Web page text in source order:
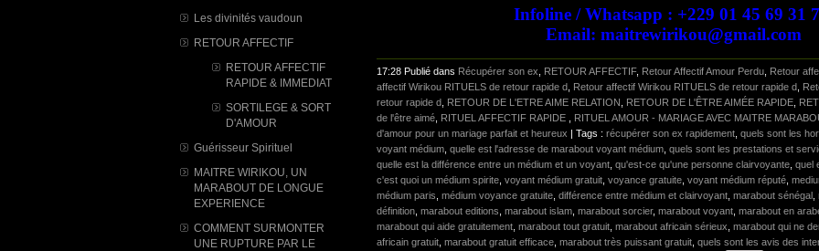
Les divinités vaudoun
RETOUR AFFECTIF
RETOUR AFFECTIF
RAPIDE & IMMEDIAT
SORTILEGE & SORT
D'AMOUR
Guérisseur Spirituel
MAITRE WIRIKOU, UN
MARABOUT DE LONGUE
EXPERIENCE
COMMENT SURMONTER
UNE RUPTURE PAR LE
Infoline / Whatsapp : +229 01 45 69 31
Email: maitrewirikou@gmail.com
17:28 Publié dans Récupérer son ex RETOUR AFFECTIF, Retour Affectif Amour Perdu Retour
affectif Wirikou RITUELS de retour rapide d Retour affectif Wirikou RITUELS de retour rapide d
retour rapide d RETOUR DE L'ETRE AIME RELATION RETOUR DE L'ÊTRE AIMÉE RAPIDE
de l'être aimé RITUEL AFFECTIF RAPIDE
RITUEL AMOUR - MARIAGE AVEC MAITRE
d'amour pour un mariage parfait et heureux | Tags : récupérer son ex rapidement quels sont les
voyant médium quelle est l'adresse de marabout voyant médium quels sont les prestations et
quelle est la différence entre un médium et un voyant qu'est-ce qu'une personne clairvoyante quel
c'est quoi un médium spirite voyant médium gratuit voyance gratuite voyant médium réputé
médium paris médium voyance gratuite différence entre médium et clairvoyant marabout sénégal
définition marabout editions marabout islam marabout sorcier, marabout voyant marabout en
marabout qui aide gratuitement marabout tout gratuit marabout africain sérieux marabout qui ne
africain gratuit marabout gratuit efficace marabout très puissant gratuit quels sont les avis des